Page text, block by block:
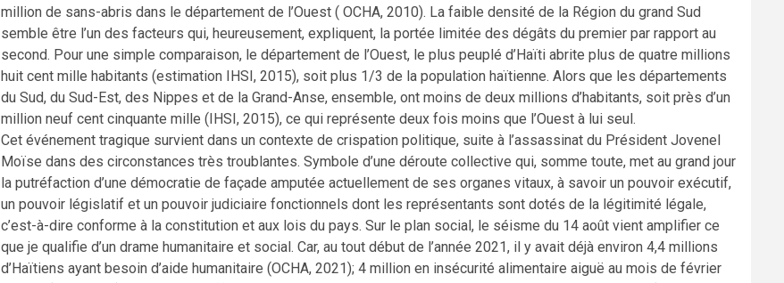
million de sans-abris dans le département de l’Ouest ( OCHA, 2010). La faible densité de la Région du grand Sud
semble être l’un des facteurs qui, heureusement, expliquent, la portée limitée des dégâts du premier par rapport au
second. Pour une simple comparaison, le département de l’Ouest, le plus peuplé d’Haïti abrite plus de quatre millions
huit cent mille habitants (estimation IHSI, 2015), soit plus 1/3 de la population haïtienne. Alors que les départements
du Sud, du Sud-Est, des Nippes et de la Grand-Anse, ensemble, ont moins de deux millions d’habitants, soit près d’un
million neuf cent cinquante mille (IHSI, 2015), ce qui représente deux fois moins que l’Ouest à lui seul.
Cet événement tragique survient dans un contexte de crispation politique, suite à l’assassinat du Président Jovenel
Moïse dans des circonstances très troublantes. Symbole d’une déroute collective qui, somme toute, met au grand jour
la putréfaction d’une démocratie de façade amputée actuellement de ses organes vitaux, à savoir un pouvoir exécutif,
un pouvoir législatif et un pouvoir judiciaire fonctionnels dont les représentants sont dotés de la légitimité légale,
c’est-à-dire conforme à la constitution et aux lois du pays. Sur le plan social, le séisme du 14 août vient amplifier ce
que je qualifie d’un drame humanitaire et social. Car, au tout début de l’année 2021, il y avait déjà environ 4,4 millions
d’Haïtiens ayant besoin d’aide humanitaire (OCHA, 2021); 4 million en insécurité alimentaire aiguë au mois de février